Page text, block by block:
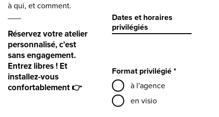
à qui, et comment.
Réservez votre atelier
personnalisé, c’est
sans engagement.
Entrez libres ! Et
installez-vous
confortablement 👉
Dates et horaires
privilégiés
Format privilégié *
à l'agence
en visio